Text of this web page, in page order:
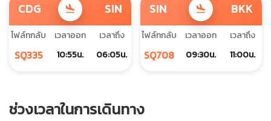
CDG flight_land SIN
ไฟล์ทกลับ
SQ335
เวลาออก
10:55น.
เวลาถึง
06:05น.
SIN flight_land BKK
ไฟล์ทกลับ
SQ708
เวลาออก
09:30น.
เวลาถึง
11:00น.
ช่วงเวลาในการเดินทาง